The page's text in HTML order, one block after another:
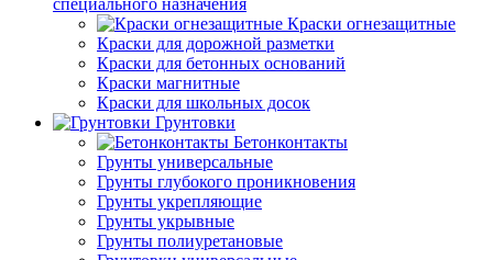
специального назначения
Краски огнезащитные
Краски для дорожной разметки
Краски для бетонных оснований
Краски магнитные
Краски для школьных досок
Грунтовки
Бетонконтакты
Грунты универсальные
Грунты глубокого проникновения
Грунты укрепляющие
Грунты укрывные
Грунты полиуретановые